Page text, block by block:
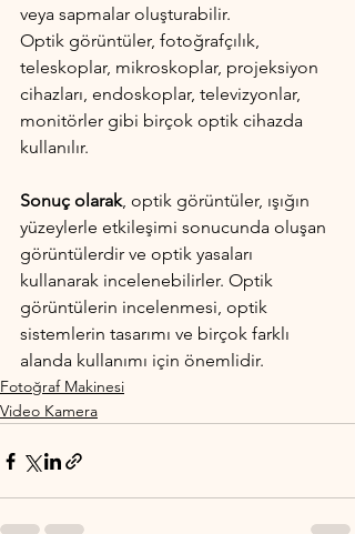
veya sapmalar oluşturabilir.
Optik görüntüler, fotoğrafçılık,
teleskoplar, mikroskoplar, projeksiyon
cihazları, endoskoplar, televizyonlar,
monitörler gibi birçok optik cihazda
kullanılır.
Sonuç olarak, optik görüntüler, ışığın
yüzeylerle etkileşimi sonucunda oluşan
görüntülerdir ve optik yasaları
kullanarak incelenebilirler. Optik
görüntülerin incelenmesi, optik
sistemlerin tasarımı ve birçok farklı
alanda kullanımı için önemlidir.
Fotoğraf Makinesi
Video Kamera